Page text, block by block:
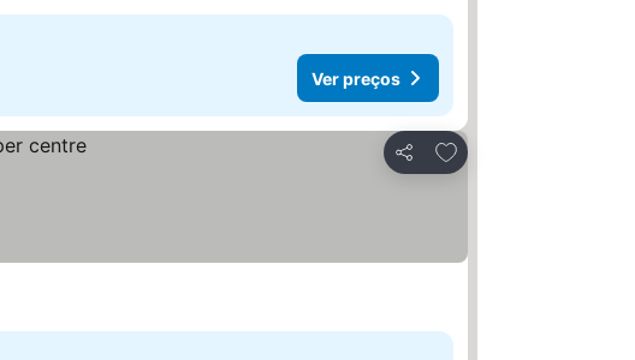
Ver preços
Partilhar
Adicionar aos favoritos